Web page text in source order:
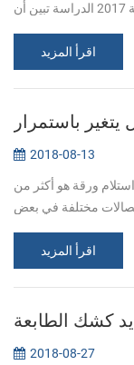
بسهولة ، وكذلك يسأل عن الجدول الخدمة. نتيجة 2017 الدراسة تبين أن
الغذ...اقرأ المزيد
يتغير باستمرار
2018-08-13
ورقة هو أكثر من
مختلفة في بعض
اقرأ المزيد
2018-08-27